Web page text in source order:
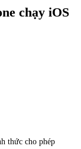
chạy iOS
thức cho phép